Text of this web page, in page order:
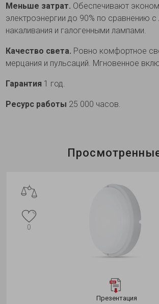
Меньше затрат. Обеспечивают
электроэнергии до 90% по сравнению
накаливания и галогенными лампами.
Качество света. Ровно комфортное
мерцания и пульсаций. Мгновенное
Гарантия 1 год.
Ресурс работы 25 000 часов.
Презентация
0